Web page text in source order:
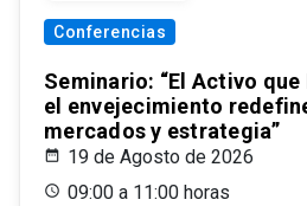
Conferencias
Seminario: “El Activo
el envejecimiento
mercados y estrategia”
19 de Agosto de 2026
09:00 a 11:00 horas